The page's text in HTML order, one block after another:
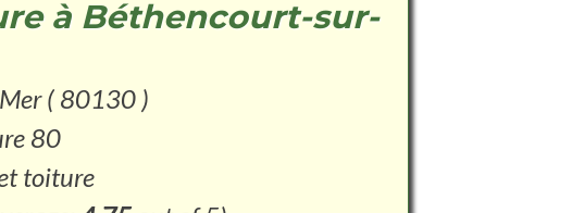
à Béthencourt-sur-
( 80130 )
80
toiture